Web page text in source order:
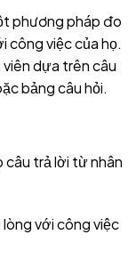
phương pháp đo
công việc của họ.
viên dựa trên câu
bảng câu hỏi.
trả lời từ nhân
lòng với công việc